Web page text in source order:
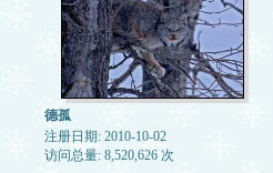
德孤
注册日期: 2010-10-02
访问总量: 8,520,626 次